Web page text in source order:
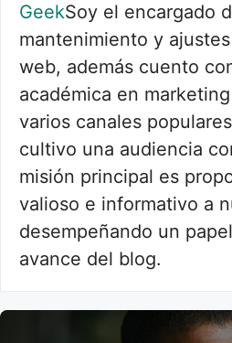
GeekSoy el encargado
mantenimiento y
web, además cuento
académica en
varios canales
cultivo una audiencia
misión principal es
valioso e informativo a
desempeñando un
avance del blog.